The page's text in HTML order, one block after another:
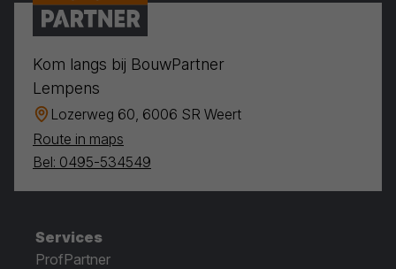
Kom langs bij BouwPartner
Lempens
Lozerweg 60, 6006 SR Weert
Route in maps
Bel: 0495-534549
Services
ProfPartner